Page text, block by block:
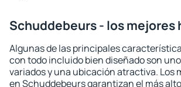
Schuddebeurs - los mejores
Algunas de las principales
con todo incluido bien diseñado son
variados y una ubicación atractiva. Los
en Schuddebeurs garantizan el más